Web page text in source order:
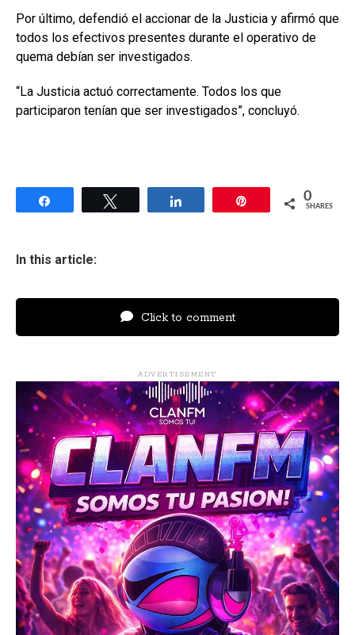
Por último, defendió el accionar de la Justicia y afirmó que
todos los efectivos presentes durante el operativo de
quema debían ser investigados.
“La Justicia actuó correctamente. Todos los que
participaron tenían que ser investigados”, concluyó.
0
SHARES
In this article:
Click to comment
ADVERTISEMENT